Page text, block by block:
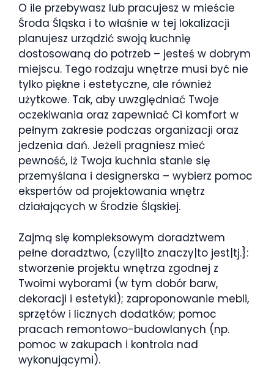
O ile przebywasz lub pracujesz w mieście
Środa Śląska i to właśnie w tej lokalizacji
planujesz urządzić swoją kuchnię
dostosowaną do potrzeb – jesteś w dobrym
miejscu. Tego rodzaju wnętrze musi być nie
tylko piękne i estetyczne, ale również
użytkowe. Tak, aby uwzględniać Twoje
oczekiwania oraz zapewniać Ci komfort w
pełnym zakresie podczas organizacji oraz
jedzenia dań. Jeżeli pragniesz mieć
pewność, iż Twoja kuchnia stanie się
przemyślana i designerska – wybierz pomoc
ekspertów od projektowania wnętrz
działających w Środzie Śląskiej.
Zajmą się kompleksowym doradztwem
pełne doradztwo, (czyli|to znaczy|to jest|tj.}:
stworzenie projektu wnętrza zgodnej z
Twoimi wyborami (w tym dobór barw,
dekoracji i estetyki); zaproponowanie mebli,
sprzętów i licznych dodatków; pomoc
pracach remontowo-budowlanych (np.
pomoc w zakupach i kontrola nad
wykonującymi).